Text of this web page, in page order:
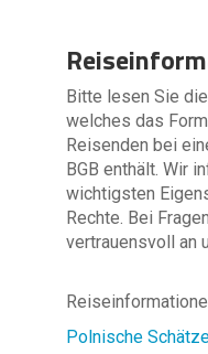
Bitte lesen Sie
welches das
Reisenden bei
BGB enthält. Wir
wichtigsten
Rechte. Bei
vertrauensvoll an
Polnische